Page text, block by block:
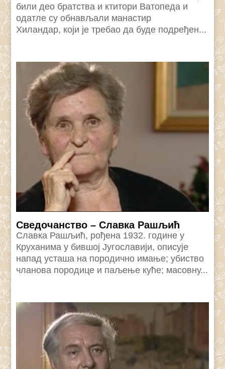
били део братства и ктитори Ватопеда и
одатле су обнављали манастир
Хиландар, који је требао да буде подређен...
Сведочанство – Славка Рашљић
Славка Рашљић, рођена 1932. године у
Круханима у бившој Југославији, описује
напад усташа на породично имање; убиство
чланова породице и паљење куће; масовну...